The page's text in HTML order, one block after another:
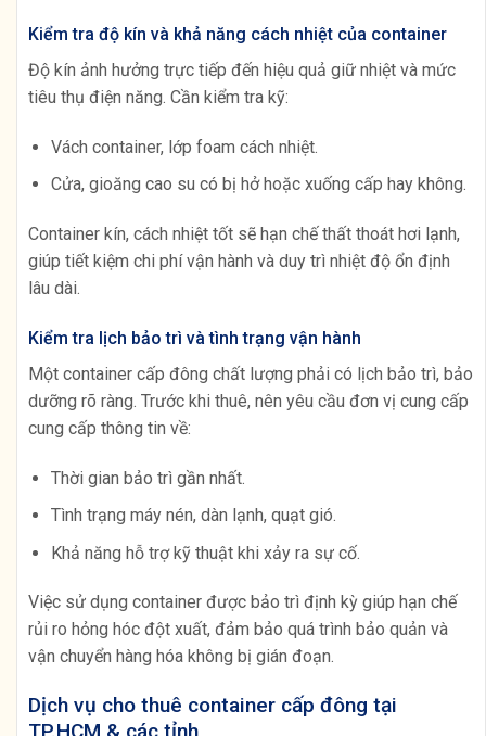
Kiểm tra độ kín và khả năng cách nhiệt của container
Độ kín ảnh hưởng trực tiếp đến hiệu quả giữ nhiệt và mức
tiêu thụ điện năng. Cần kiểm tra kỹ:
Vách container, lớp foam cách nhiệt.
Cửa, gioăng cao su có bị hở hoặc xuống cấp hay không.
Container kín, cách nhiệt tốt sẽ hạn chế thất thoát hơi lạnh,
giúp tiết kiệm chi phí vận hành và duy trì nhiệt độ ổn định
lâu dài.
Kiểm tra lịch bảo trì và tình trạng vận hành
Một container cấp đông chất lượng phải có lịch bảo trì, bảo
dưỡng rõ ràng. Trước khi thuê, nên yêu cầu đơn vị cung cấp
cung cấp thông tin về:
Thời gian bảo trì gần nhất.
Tình trạng máy nén, dàn lạnh, quạt gió.
Khả năng hỗ trợ kỹ thuật khi xảy ra sự cố.
Việc sử dụng container được bảo trì định kỳ giúp hạn chế
rủi ro hỏng hóc đột xuất, đảm bảo quá trình bảo quản và
vận chuyển hàng hóa không bị gián đoạn.
Dịch vụ cho thuê container cấp đông tại